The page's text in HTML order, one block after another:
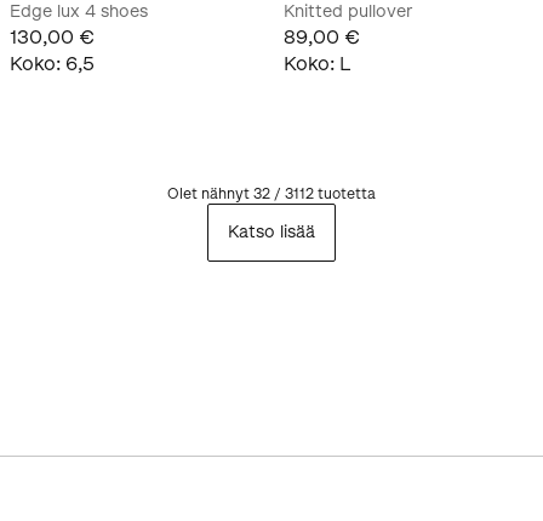
Edge lux 4 shoes
130,00 €
Koko: 6,5
Knitted pullover
89,00 €
Koko: L
Olet nähnyt 32 / 3112 tuotetta
Katso lisää